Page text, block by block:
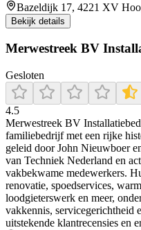
Bazeldijk 17, 4221 XV
Bekijk details
Merwestreek BV
Gesloten
4.5
Merwestreek BV
familiebedrijf met een rijke
geleid door John Nieuwboer
van Techniek Nederland en
vakbekwame medewerkers.
renovatie, spoedservices,
loodgieterswerk en meer,
vakkennis,
uitstekende klantrecensies en